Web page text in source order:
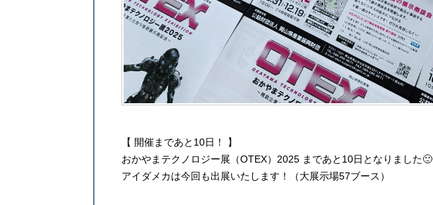
【 開催まであと10日！ 】
おかやまテクノロジー展（OTEX）2025 まであと10日となりました🙂
アイダメカは今回も出展いたします！（大展示場57ブース）